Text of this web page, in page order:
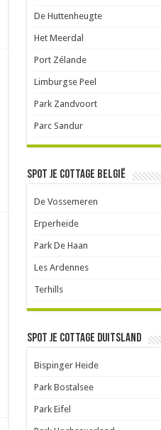
De Huttenheugte
Het Meerdal
Port Zélande
Limburgse Peel
Park Zandvoort
Parc Sandur
Spot je cottage België
De Vossemeren
Erperheide
Park De Haan
Les Ardennes
Terhills
Spot je cottage Duitsland
Bispinger Heide
Park Bostalsee
Park Eifel